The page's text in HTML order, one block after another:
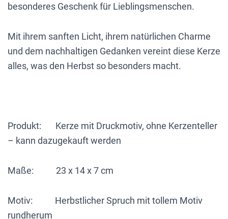
besonderes Geschenk für Lieblingsmenschen.
Mit ihrem sanften Licht, ihrem natürlichen Charme
und dem nachhaltigen Gedanken vereint diese Kerze
alles, was den Herbst so besonders macht.
Produkt: Kerze mit Druckmotiv, ohne Kerzenteller
– kann dazugekauft werden
Maße: 23 x 14 x 7 cm
Motiv: Herbstlicher Spruch mit tollem Motiv
rundherum